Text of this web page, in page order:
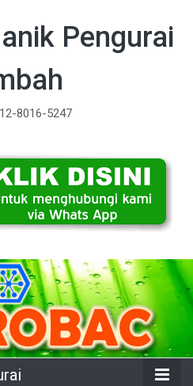
Pengurai
8016-5247